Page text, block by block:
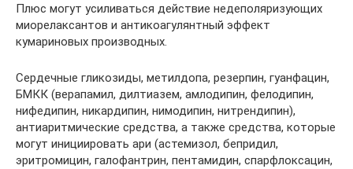
Плюс могут усиливаться действие недеполяризующих
миорелаксантов и антикоагулянтный эффект
кумариновых производных.
Сердечные гликозиды, метилдопа, резерпин, гуанфацин,
БМКК (верапамил, дилтиазем, амлодипин, фелодипин,
нифедипин, никардипин, нимодипин, нитрендипин),
антиаритмические средства, а также средства, которые
могут инициировать ари (астемизол, бепридил,
эритромицин, галофантрин, пентамидин, спарфлоксацин,